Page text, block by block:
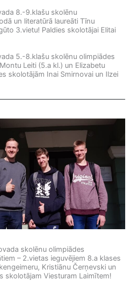
8.-9.klašu skolēnu
un literatūrā laureāti Tīnu
3.vietu! Paldies skolotājai Elitai
5.-8.klašu skolēnu olimpiādes
Leiti (5.a kl.) un Elizabetu
skolotājām Inai Smirnovai un Ilzei
skolēnu olimpiādes
– 2.vietas ieguvējiem 8.a klases
Kristiānu Čerņevski un
skolotājam Viesturam Laimītem!